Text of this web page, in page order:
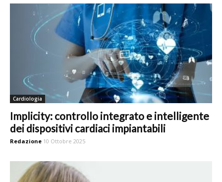
Cardiologia
Implicity: controllo integrato e intelligente
dei dispositivi cardiaci impiantabili
Redazione 10 Ottobre 2025